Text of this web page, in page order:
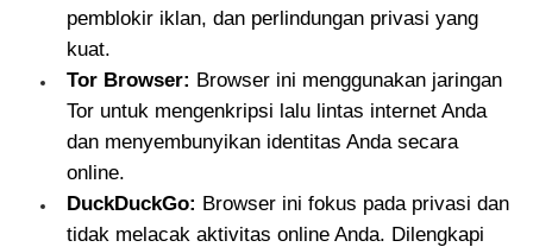
pemblokir iklan, dan perlindungan privasi yang
kuat.
Tor Browser: Browser ini menggunakan jaringan
Tor untuk mengenkripsi lalu lintas internet Anda
dan menyembunyikan identitas Anda secara
online.
DuckDuckGo: Browser ini fokus pada privasi dan
tidak melacak aktivitas online Anda. Dilengkapi